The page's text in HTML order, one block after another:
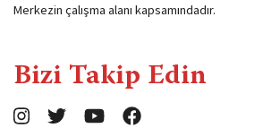
Merkezin çalışma alanı kapsamındadır.
Bizi Takip Edin